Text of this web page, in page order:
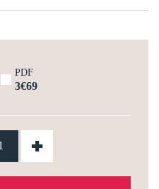
PDF
3€69
+